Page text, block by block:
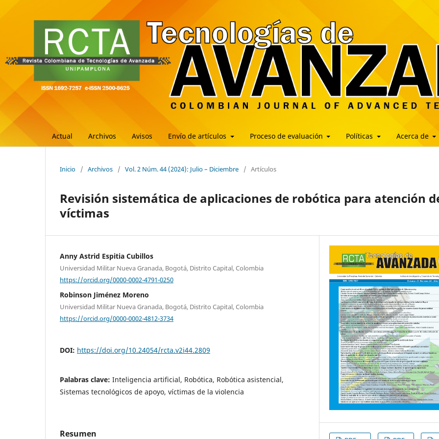
Actual Archivos Avisos Envío de artículos Proceso de evaluación Políticas Acerca de
Inicio / Archivos / Vol. 2 Núm. 44 (2024): Julio – Diciembre / Artículos
Revisión sistemática de aplicaciones de robótica para atención
víctimas
Anny Astrid Espitia Cubillos
Universidad Militar Nueva Granada, Bogotá, Distrito Capital, Colombia
https://orcid.org/0000-0002-4791-0250
Robinson Jiménez Moreno
Universidad Militar Nueva Granada, Bogotá, Distrito Capital, Colombia
https://orcid.org/0000-0002-4812-3734
DOI: https://doi.org/10.24054/rcta.v2i44.2809
Palabras clave: Inteligencia artificial, Robótica, Robótica asistencial,
Sistemas tecnológicos de apoyo, víctimas de la violencia
Resumen